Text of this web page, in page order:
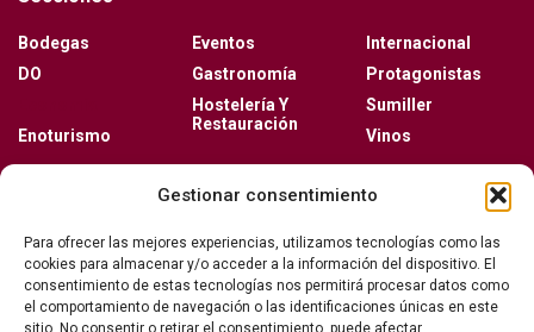
Gestionar consentimiento
Para ofrecer las mejores experiencias, utilizamos tecnologías como las
cookies para almacenar y/o acceder a la información del dispositivo. El
consentimiento de estas tecnologías nos permitirá procesar datos como
el comportamiento de navegación o las identificaciones únicas en este
sitio. No consentir o retirar el consentimiento, puede afectar
Bodegas
DO
Enoturismo
Eventos
Gastronomía
Hostelería Y
Restauración
Internacional
Protagonistas
Sumiller
Vinos
Vino y verano: la guía para disfrutar de las copas
más frescas de la temporada